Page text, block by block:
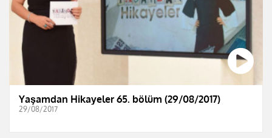
Yaşamdan Hikayeler 65. bölüm (29/08/2017)
29/08/2017